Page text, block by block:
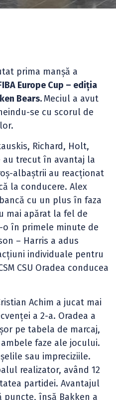
prima manșă a
Europe Cup – ediția
Bears.Meciul a avut
se cu scorul de
Richard, Holt,
au trecut în avantaj la
albaștrii au reacționat
la conducere. Alex
cu un plus în faza
mai apărat la fel de
o în primele minute de
– Harris a adus
individuale pentru
CSU Oradea conducea
Achim a jucat mai
a 2-a. Oradea a
pe tabela de marcaj,
faze ale jocului.
sau impreciziile.
realizator, având 12
partidei. Avantajul
puncte, însă Bakken a